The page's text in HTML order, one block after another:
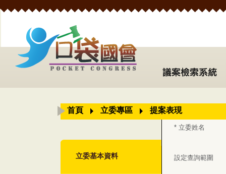
首頁 立委專區 提案表現
立委基本資料
* 立委姓名
設定查詢範圍